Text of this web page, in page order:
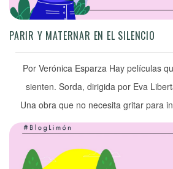
PARIR Y MATERNAR EN EL SILENCIO
Por Verónica Esparza Hay películas
sienten. Sorda, dirigida por Eva
Una obra que no necesita gritar para
para señalar. Lo hace desde lo
desde aquello que muchas veces
barreras que enfrentan las